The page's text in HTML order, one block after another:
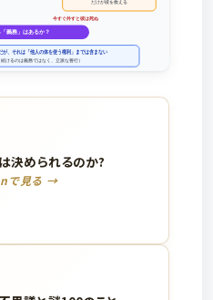
は決められるのか?
で見る →